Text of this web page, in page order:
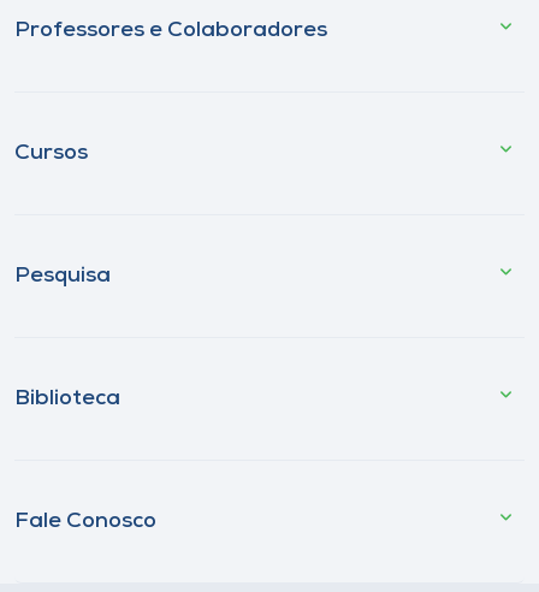
Professores e Colaboradores
Cursos
Pesquisa
Biblioteca
Fale Conosco